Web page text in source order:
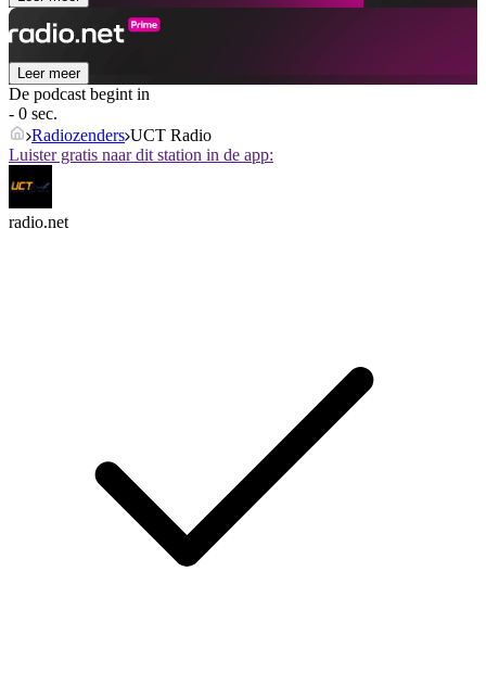
Leer meer
De podcast begint in
- 0 sec.
Radiozenders UCT Radio
Luister gratis naar dit station in de app:
radio.net